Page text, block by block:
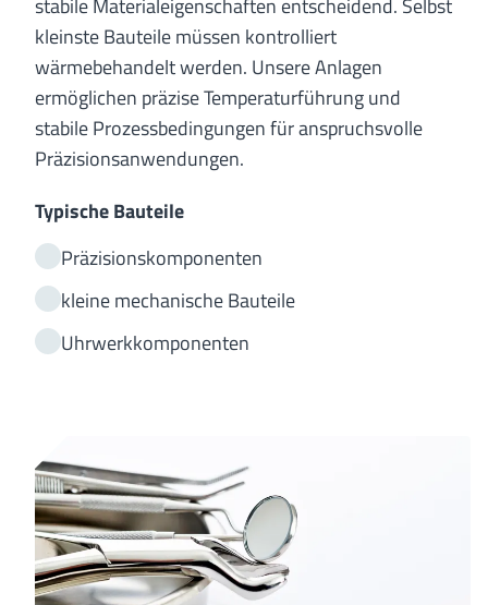
stabile Materialeigenschaften entscheidend. Selbst
kleinste Bauteile müssen kontrolliert
wärmebehandelt werden. Unsere Anlagen
ermöglichen präzise Temperaturführung und
stabile Prozessbedingungen für anspruchsvolle
Präzisionsanwendungen.
Typische Bauteile
Präzisionskomponenten
kleine mechanische Bauteile
Uhrwerkkomponenten